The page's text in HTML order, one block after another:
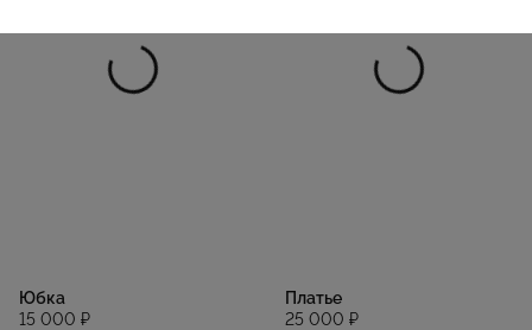
Юбка
15 000 ₽
Платье
25 000 ₽